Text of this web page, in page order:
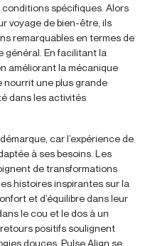
spécifiques. Alors
voyage de bien-être, ils
remarquables en termes de
général. En facilitant la
améliorant la mécanique
une plus grande
dans les activités
car l’expérience de
à ses besoins. Les
de transformations
histoires inspirantes sur la
et d’équilibre dans leur
le cou et le dos à un
positifs soulignent
douces. Pulse Align se